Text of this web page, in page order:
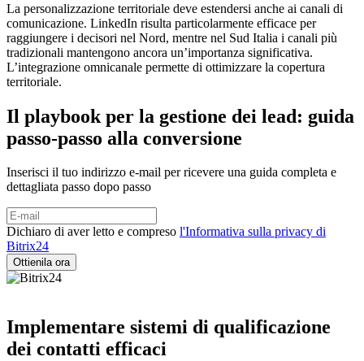
La personalizzazione territoriale deve estendersi anche ai canali di
comunicazione. LinkedIn risulta particolarmente efficace per
raggiungere i decisori nel Nord, mentre nel Sud Italia i canali più
tradizionali mantengono ancora un’importanza significativa.
L’integrazione omnicanale permette di ottimizzare la copertura
territoriale.
Il playbook per la gestione dei lead: guida
passo-passo alla conversione
Inserisci il tuo indirizzo e-mail per ricevere una guida completa e
dettagliata passo dopo passo
Dichiaro di aver letto e compreso l'Informativa sulla privacy di
Bitrix24
Implementare sistemi di qualificazione
dei contatti efficaci